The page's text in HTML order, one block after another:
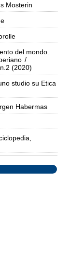
Mosterin
del mondo.
/
(2020)
studio su Etica
Habermas